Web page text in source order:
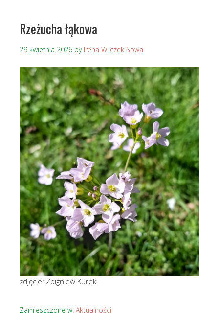
Rzeżucha łąkowa
29 kwietnia 2026 by Irena Wilczek Sowa
zdjęcie: Zbigniew Kurek
Zamieszczone w: Aktualności